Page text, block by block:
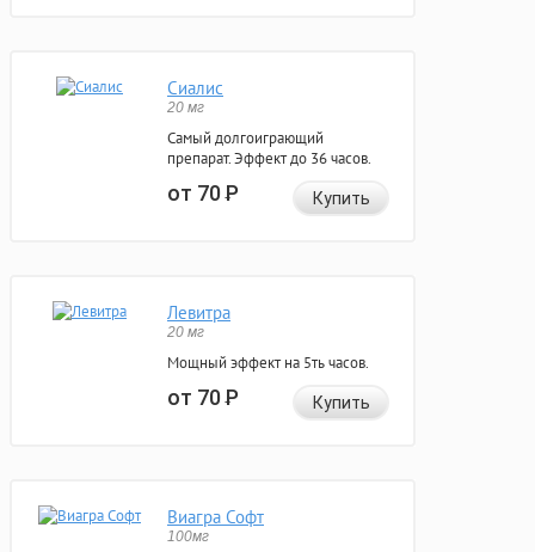
Сиалис
20 мг
Самый долгоиграющий
препарат. Эффект до 36 часов.
от 70Р Купить
Левитра
20 мг
Мощный эффект на 5ть часов.
от 70Р Купить
Виагра Софт
100мг